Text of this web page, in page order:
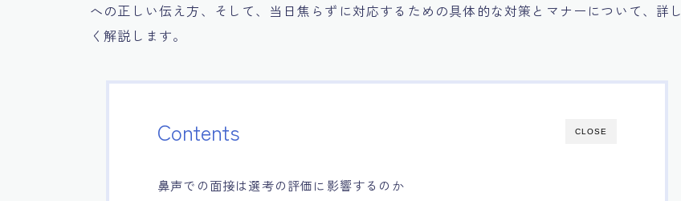
への正しい伝え方、そして、当日焦らずに対応するための具体的な対策とマナーについて、詳し
く解説します。
CLOSE
Contents
鼻声での面接は選考の評価に影響するのか